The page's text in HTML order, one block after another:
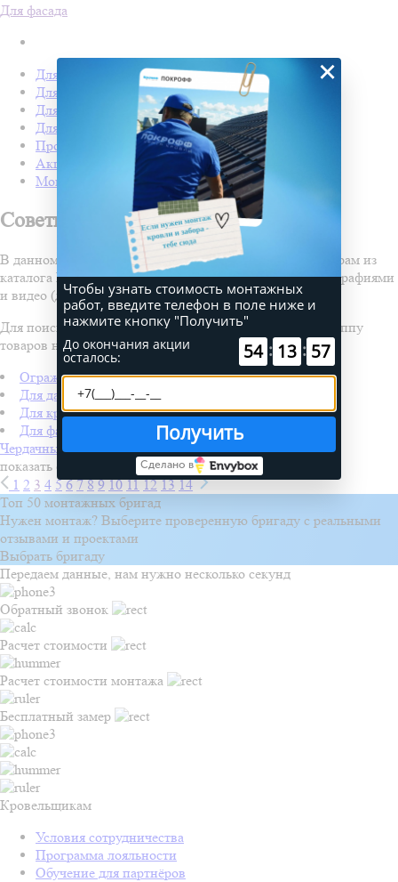
Для фасада
Для кровли
Для забора
Для фасада
Для дачи
Производство Покрофф
Акции
Монтаж
Советы и инструкции
В данном разделе содержатся инструкции по всем товарам из
каталога Покрофф. Инструкции сопровождаются фотографиями
и видео (для некоторых товаров).
Для поиска инструкции выберите нужный раздел и группу
товаров ниже.
Ограждения
Для дачи и сада
Для кровли
Для фасада
Чердачные лестницы DOCKE
показать ещё
1 2 3 4 5 6 7 8 9 10 11 12 13 14
Топ 50 монтажных бригад
Нужен монтаж? Выберите проверенную бригаду с реальными
отзывами и проектами
Выбрать бригаду
Передаем данные, нам нужно несколько секунд
Обратный звонок
Расчет стоимости
Расчет стоимости монтажа
Бесплатный замер
Кровельщикам
Условия сотрудничества
Программа лояльности
Обучение для партнёров
×
Чтобы узнать стоимость монтажных
работ, введите телефон в поле ниже и
нажмите кнопку "Получить"
До окончания акции
осталось: 54 : 13 : 57
Получить
Сделано в